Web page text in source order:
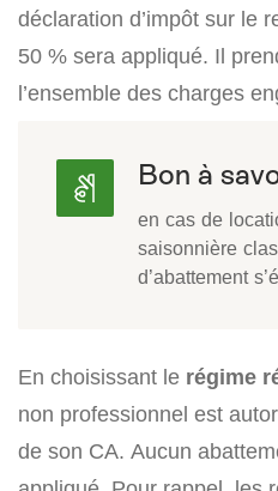
déclaration d’impôt sur le
50 % sera appliqué. Il
l’ensemble des charges
Bon à
en cas de
saisonnière
d’abattement
En choisissant le régime
non professionnel est
de son CA. Aucun